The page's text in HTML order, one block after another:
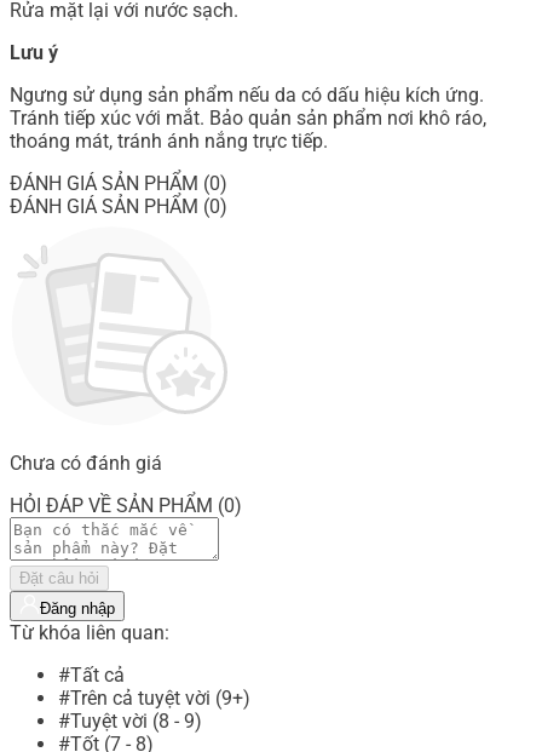
Rửa mặt lại với nước sạch.
Lưu ý
Ngưng sử dụng sản phẩm nếu da có dấu hiệu kích ứng.
Tránh tiếp xúc với mắt. Bảo quản sản phẩm nơi khô ráo,
thoáng mát, tránh ánh nắng trực tiếp.
ĐÁNH GIÁ SẢN PHẨM (0)
ĐÁNH GIÁ SẢN PHẨM (0)
Chưa có đánh giá
HỎI ĐÁP VỀ SẢN PHẨM (0)
Đặt câu hỏi
Đăng nhập
Từ khóa liên quan:
#Tất cả
#Trên cả tuyệt vời (9+)
#Tuyệt vời (8 - 9)
#Tốt (7 - 8)